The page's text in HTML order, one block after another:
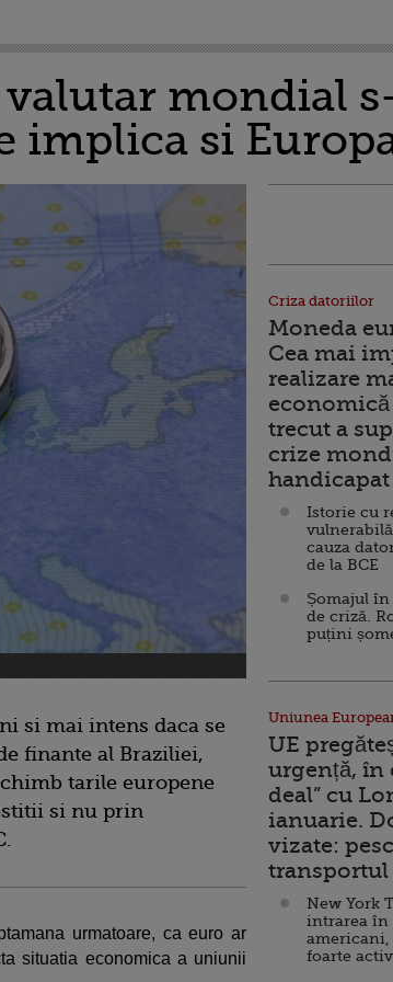
mondial
implica si
si mai intens daca se
finante al Braziliei,
tarile europene
si nu prin
urmatoare, ca euro ar
situatia economica a uniunii
Criza datoriilor
Moneda
Cea mai
realizare
trecut a
crize
Istorie cu
cauza
de la BCE
Șomajul
de criză.
puțini
Uniunea
UE
urgență, în
deal” cu
ianuarie.
vizate:
transportul
New York
intrarea în
foarte